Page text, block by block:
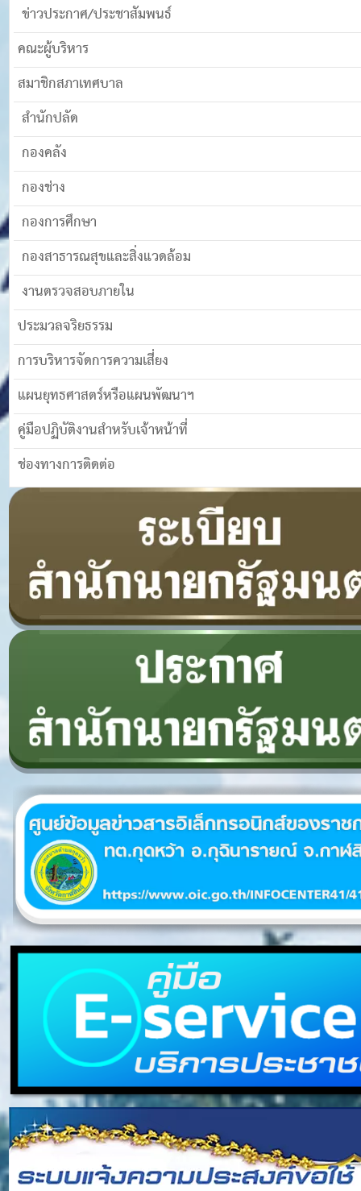
ข่าวประกาศ/ประชาสัมพนธ์
คณะผู้บริหาร
สมาชิกสภาเทศบาล
สำนักปลัด
กองคลัง
กองช่าง
กองการศึกษา
กองสาธารณสุขและสิ่งแวดล้อม
งานตรวจสอบภายใน
ประมวลจริยธรรม
การบริหารจัดการความเสี่ยง
แผนยุทธศาสตร์หรือแผนพัฒนาฯ
คู่มือปฏิบัติงานสำหรับเจ้าหน้าที่
ช่องทางการติดต่อ